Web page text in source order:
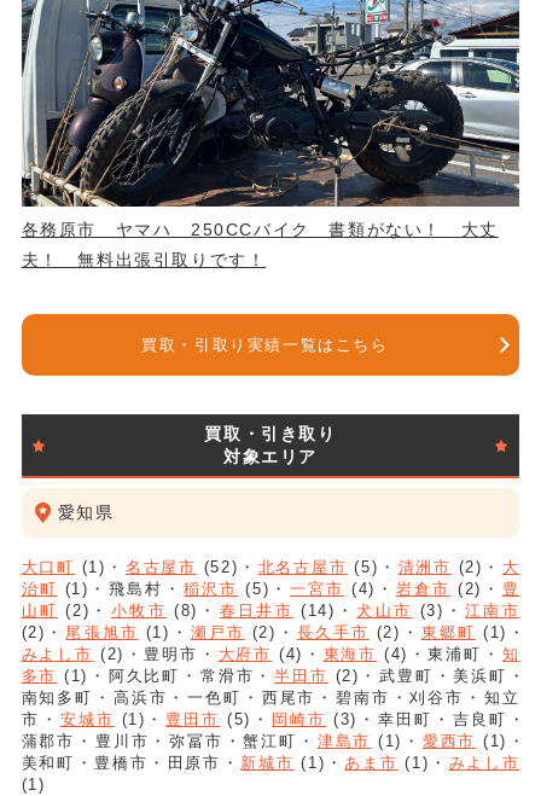
各務原市 ヤマハ 250CCバイク 書類がない！ 大丈
夫！ 無料出張引取りです！
買取・引取り実績一覧はこちら
買取・引き取り
対象エリア
愛知県
大口町 (1) 名古屋市 (52) 北名古屋市 (5) 清洲市 (2)
大
治町 (1) 飛島村 稲沢市 (5) 一宮市 (4) 岩倉市 (2)
豊
山町 (2) 小牧市 (8) 春日井市 (14) 犬山市 (3)
江南市
(2)
尾張旭市 (1) 瀬戸市 (2) 長久手市 (2) 東郷町 (1)
みよし市 (2) 豊明市 大府市 (4) 東海市 (4) 東浦町
知
多市 (1) 阿久比町 常滑市 半田市 (2) 武豊町
美浜町
南知多町
高浜市 一色町 西尾市 碧南市 刈谷市
知立
市
安城市 (1) 豊田市 (5) 岡崎市 (3) 幸田町
吉良町
蒲郡市
豊川市 弥冨市 蟹江町 津島市 (1) 愛西市 (1)
美和町
豊橋市 田原市 新城市 (1) あま市 (1)
みよし市
(1)